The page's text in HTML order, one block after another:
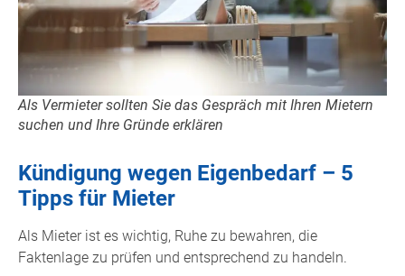
Als Vermieter sollten Sie das Gespräch mit Ihren Mietern
suchen und Ihre Gründe erklären
Kündigung wegen Eigenbedarf – 5
Tipps für Mieter
Als Mieter ist es wichtig, Ruhe zu bewahren, die
Faktenlage zu prüfen und entsprechend zu handeln.